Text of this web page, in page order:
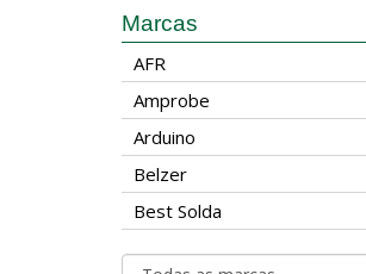
Marcas
AFR
Amprobe
Arduino
Belzer
Best Solda